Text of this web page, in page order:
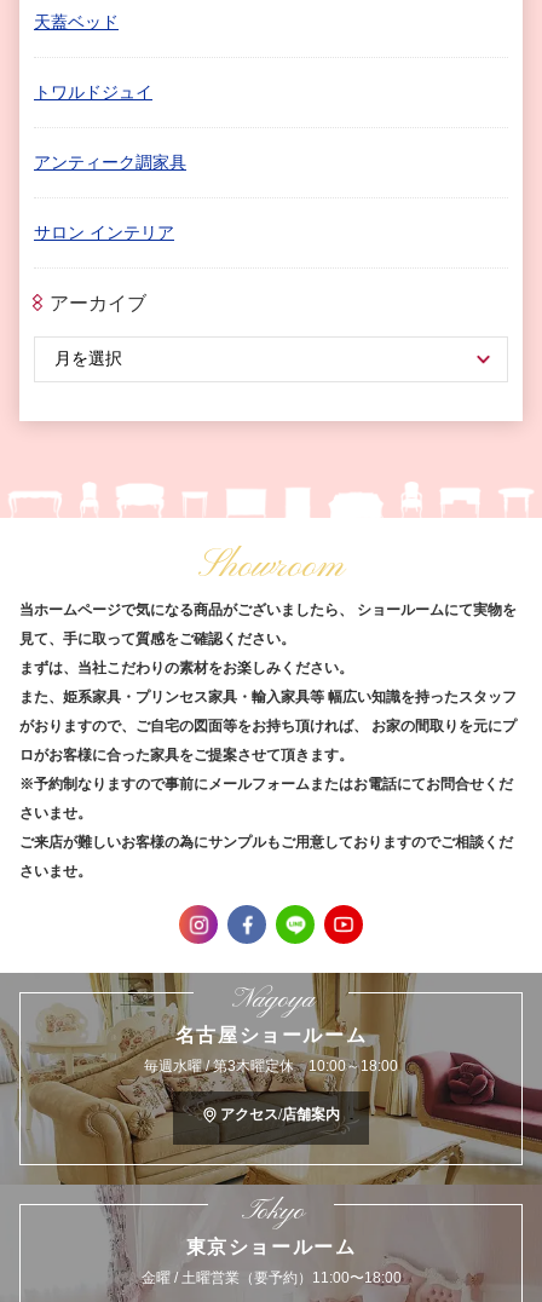
天蓋ベッド
トワルドジュイ
アンティーク調家具
サロン インテリア
アーカイブ
Showroom
当ホームページで気になる商品がございましたら、
ショールームにて実物を
見て、手に取って質感をご確認ください。
まずは、当社こだわりの素材をお楽しみください。
また、姫系家具・プリンセス家具・輸入家具等 幅広い知識を持ったスタッフ
がおりますので、ご自宅の図面等をお持ち頂ければ、
お家の間取りを元にプ
ロがお客様に合った家具をご提案させて頂きます。
※予約制なりますので事前にメールフォームまたはお電話にてお問合せくだ
さいませ。
ご来店が難しいお客様の為にサンプルもご用意しておりますのでご相談くだ
さいませ。
Nagoya
名古屋ショールーム
毎週水曜 / 第3木曜定休 10:00～18:00
アクセス/店舗案内
Tokyo
東京ショールーム
金曜 / 土曜営業（要予約）11:00〜18:00